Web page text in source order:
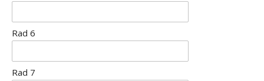
Rad 6
Rad 7